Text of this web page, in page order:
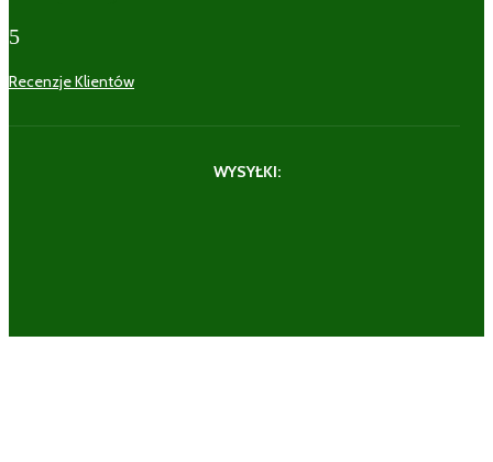
5
Recenzje Klientów
WYSYŁKI: